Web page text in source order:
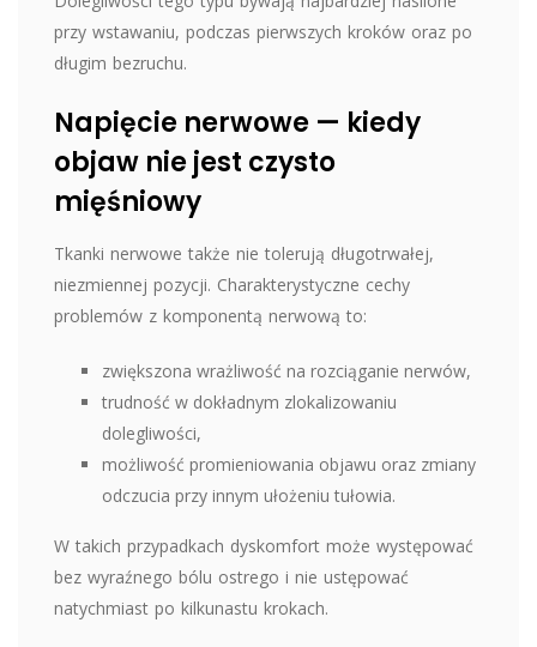
przy wstawaniu, podczas pierwszych kroków oraz po
długim bezruchu.
Napięcie nerwowe — kiedy
objaw nie jest czysto
mięśniowy
Tkanki nerwowe także nie tolerują długotrwałej,
niezmiennej pozycji. Charakterystyczne cechy
problemów z komponentą nerwową to:
zwiększona wrażliwość na rozciąganie nerwów,
trudność w dokładnym zlokalizowaniu
dolegliwości,
możliwość promieniowania objawu oraz zmiany
odczucia przy innym ułożeniu tułowia.
W takich przypadkach dyskomfort może występować
bez wyraźnego bólu ostrego i nie ustępować
natychmiast po kilkunastu krokach.